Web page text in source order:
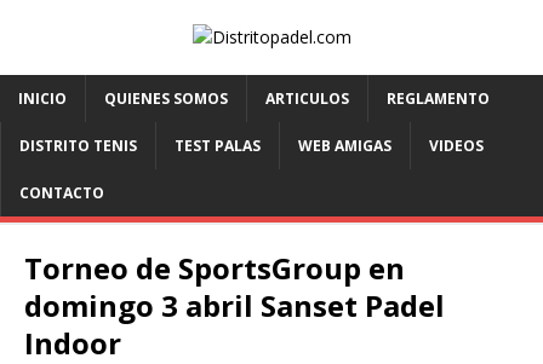
INICIO QUIENES SOMOS ARTICULOS REGLAMENTO
DISTRITO TENIS TEST PALAS WEB AMIGAS VIDEOS
CONTACTO
Torneo de SportsGroup en
domingo 3 abril Sanset Padel
Indoor